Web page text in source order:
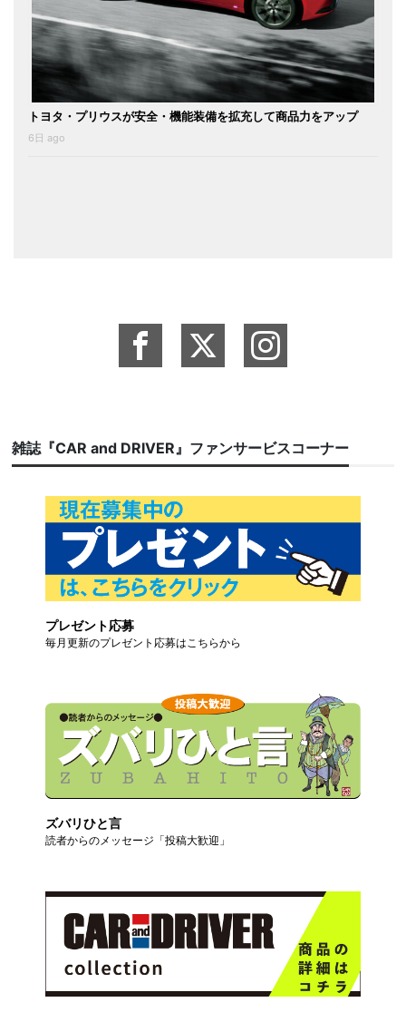
トヨタ・プリウスが安全・機能装備を拡充して商品力をアップ
6日 ago
雑誌『CAR and DRIVER』ファンサービスコーナー
プレゼント応募
毎月更新のプレゼント応募はこちらから
ズバリひと言
読者からのメッセージ「投稿大歓迎」